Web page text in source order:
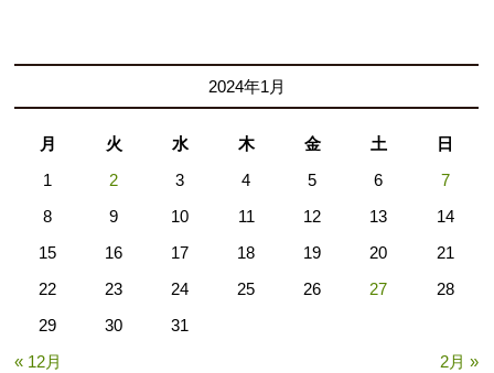
2024年1月
月 火 水 木 金 土 日
« 12月 2月 »
1 2 3 4 5 6
7
8
9 10 11 12 13
14
15
16 17 18 19 20
21
22
23 24 25 26 27
28
29
30 31